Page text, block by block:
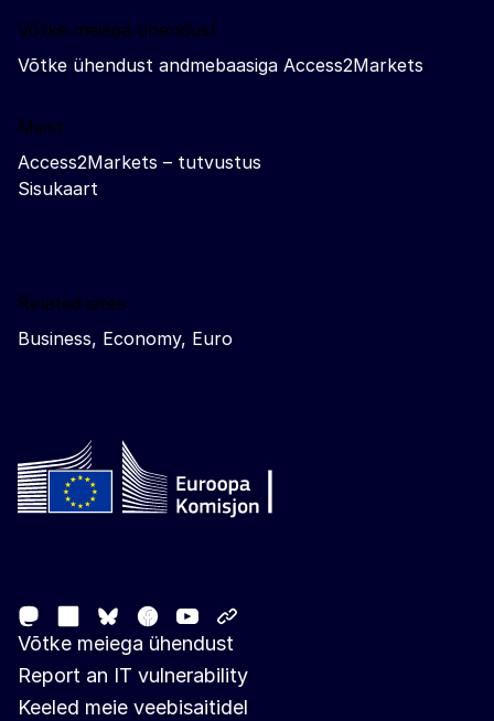
Võtke meiega ühendust
Võtke ühendust andmebaasiga Access2Markets
Meist
Access2Markets – tutvustus
Sisukaart
Related sites
Business, Economy, Euro
MastodonLinkedIn
Bluesky
Facebook
Youtube
Võtke meiega ühendust
Report an IT vulnerability
Keeled meie veebisaitidel